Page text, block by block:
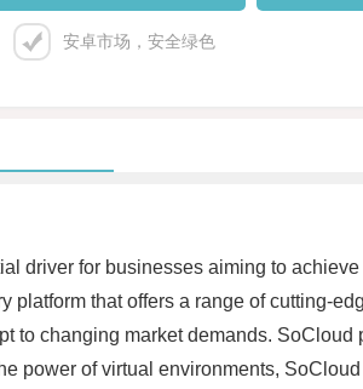
安卓市场，安全绿色
driver for businesses aiming to
that offers a range of cutting-
to changing market demands.
power of virtual environments,